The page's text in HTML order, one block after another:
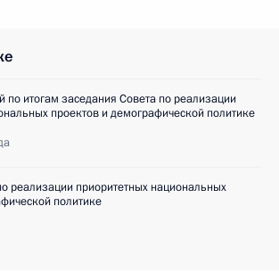
по итогам заседания Совета по реализации
проектов и демографической политике
реализации приоритетных национальных
политике